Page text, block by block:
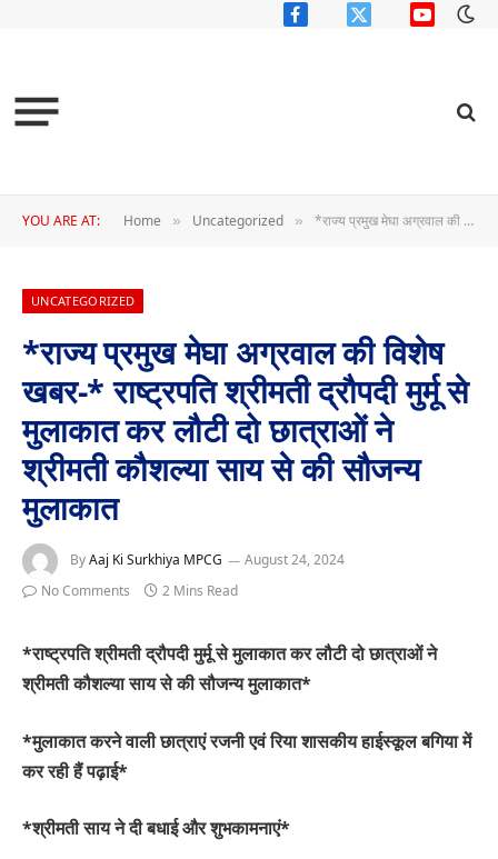
FacebookX
YouTube
YOU ARE AT: Home » Uncategorized » *राज्य प्रमुख मेघा अग्रवाल की विशेष खबर-* राष्ट्रपति श्रीमती द्रौपदी मुर्मू से मुलाकात कर लौटी दो छात्राओं ने श्रीमती कौशल्या साय से की सौजन्य मुलाकात
UNCATEGORIZED
*राज्य प्रमुख मेघा अग्रवाल की विशेष
खबर-* राष्ट्रपति श्रीमती द्रौपदी मुर्मू से
मुलाकात कर लौटी दो छात्राओं ने
श्रीमती कौशल्या साय से की सौजन्य
मुलाकात
ByAaj Ki Surkhiya MPCG
August 24, 2024
No Comments
2 Mins Read
*राष्ट्रपति श्रीमती द्रौपदी मुर्मू से मुलाकात कर लौटी दो छात्राओं ने
श्रीमती कौशल्या साय से की सौजन्य मुलाकात*
*मुलाकात करने वाली छात्राएं रजनी एवं रिया शासकीय हाईस्कूल बगिया में
कर रही हैं पढ़ाई*
*श्रीमती साय ने दी बधाई और शुभकामनाएं*